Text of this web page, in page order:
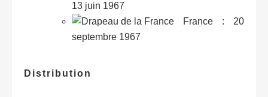
13 juin 1967
France : 20
septembre 1967
Distribution